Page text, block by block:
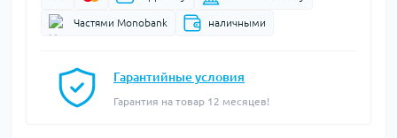
Частями Monobank наличными
Гарантийные условия
Гарантия на товар 12 месяцев!